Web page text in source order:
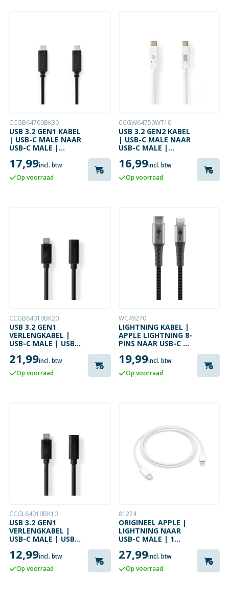
CCGB64700BK30
USB 3.2 GEN1 KABEL
| USB-C MALE NAAR
USB-C MALE |
17,99incl. btw
Op voorraad
CCGW64750WT10
USB 3.2 GEN2 KABEL
| USB-C MALE NAAR
USB-C MALE |
16,99incl. btw
Op voorraad
CCGB64010BK20
USB 3.2 GEN1
VERLENGKABEL |
USB-C MALE | USB-C
| 2 METER
21,99incl. btw
Op voorraad
WC49270
LIGHTNING KABEL |
APPLE LIGHTNING 8-
PINS NAAR USB-C |
| 60 W | 480 MBPS
19,99incl. btw
Op voorraad
CCGL64010BK10
USB 3.2 GEN1
VERLENGKABEL |
USB-C MALE | USB-C
| 1 METER
12,99incl. btw
Op voorraad
81274
ORIGINEEL APPLE |
LIGHTNING NAAR
USB-C MALE | 1
MQGJ2ZM/A
27,99incl. btw
Op voorraad